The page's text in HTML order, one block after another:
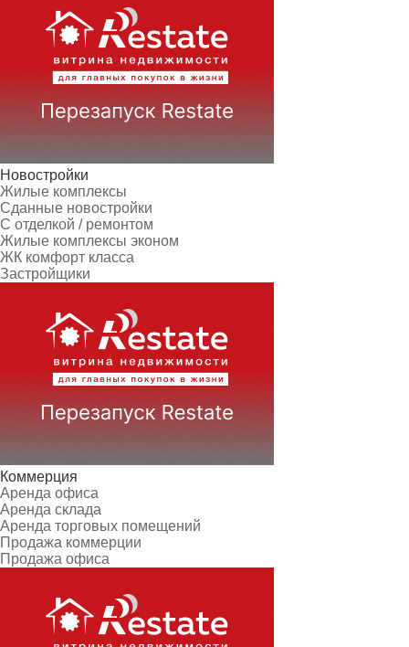
Новостройки
Жилые комплексы
Сданные новостройки
С отделкой / ремонтом
Жилые комплексы эконом
ЖК комфорт класса
Застройщики
Коммерция
Аренда офиса
Аренда склада
Аренда торговых помещений
Продажа коммерции
Продажа офиса